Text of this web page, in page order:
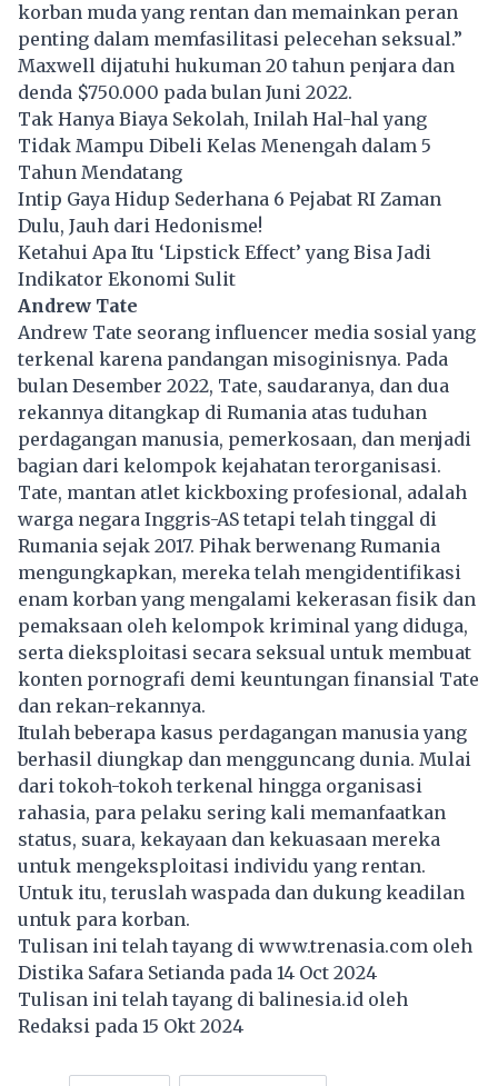
korban muda yang rentan dan memainkan peran
penting dalam memfasilitasi pelecehan seksual.”
Maxwell dijatuhi hukuman 20 tahun penjara dan
denda $750.000 pada bulan Juni 2022.
Tak Hanya Biaya Sekolah, Inilah Hal-hal yang
Tidak Mampu Dibeli Kelas Menengah dalam 5
Tahun Mendatang
Intip Gaya Hidup Sederhana 6 Pejabat RI Zaman
Dulu, Jauh dari Hedonisme!
Ketahui Apa Itu ‘Lipstick Effect’ yang Bisa Jadi
Indikator Ekonomi Sulit
Andrew Tate
Andrew Tate seorang influencer media sosial yang
terkenal karena pandangan misoginisnya. Pada
bulan Desember 2022, Tate, saudaranya, dan dua
rekannya ditangkap di Rumania atas tuduhan
perdagangan manusia, pemerkosaan, dan menjadi
bagian dari kelompok kejahatan terorganisasi.
Tate, mantan atlet kickboxing profesional, adalah
warga negara Inggris-AS tetapi telah tinggal di
Rumania sejak 2017. Pihak berwenang Rumania
mengungkapkan, mereka telah mengidentifikasi
enam korban yang mengalami kekerasan fisik dan
pemaksaan oleh kelompok kriminal yang diduga,
serta dieksploitasi secara seksual untuk membuat
konten pornografi demi keuntungan finansial Tate
dan rekan-rekannya.
Itulah beberapa kasus perdagangan manusia yang
berhasil diungkap dan mengguncang dunia. Mulai
dari tokoh-tokoh terkenal hingga organisasi
rahasia, para pelaku sering kali memanfaatkan
status, suara, kekayaan dan kekuasaan mereka
untuk mengeksploitasi individu yang rentan.
Untuk itu, teruslah waspada dan dukung keadilan
untuk para korban.
Tulisan ini telah tayang di www.trenasia.com oleh
Distika Safara Setianda pada 14 Oct 2024
Tulisan ini telah tayang dibalinesia.id oleh
Redaksi pada 15 Okt 2024